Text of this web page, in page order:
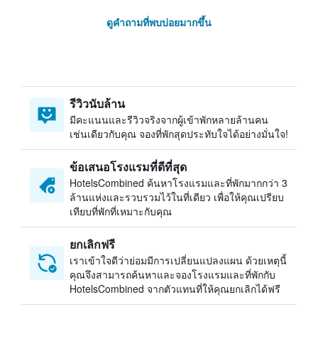
ดูคำถามที่พบบ่อยมากขึ้น
รีวิวนับล้าน
มีคะแนนและรีวิวจริงจากผู้เข้าพักหลายล้านคน
เช่นเดียวกับคุณ จองที่พักสุดประทับใจได้อย่างมั่นใจ!
ข้อเสนอโรงแรมที่ดีที่สุด
HotelsCombined ค้นหาโรงแรมและที่พักมากกว่า 3
ล้านแห่งและรวบรวมไว้ในที่เดียว เพื่อให้คุณเปรียบ
เทียบที่พักที่เหมาะกับคุณ
ยกเลิกฟรี
เราเข้าใจดีว่าย่อมมีการเปลี่ยนแปลงแผน ด้วยเหตุนี้
คุณจึงสามารถค้นหาและจองโรงแรมและที่พักกับ
HotelsCombined จากตัวแทนที่ให้คุณยกเลิกได้ฟรี